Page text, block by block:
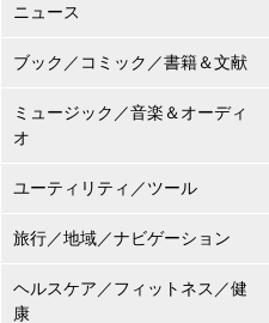
ニュース
ブック／コミック／書籍＆文献
ミュージック／音楽＆オーディ
オ
ユーティリティ／ツール
旅行／地域／ナビゲーション
ヘルスケア／フィットネス／健
康